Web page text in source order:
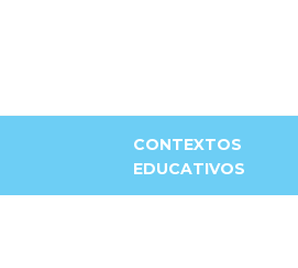
CONTEXTOS
EDUCATIVOS